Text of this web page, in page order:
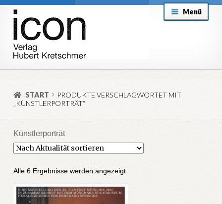
Zur
Navigation
springen
Zum
Inhalt
springen
Menü
About
Versand & Lieferung
Aktuell
START
PRODUKTE VERSCHLAGWORTET MIT
„KÜNSTLERPORTRÄT“
Künstlerporträt
Alle 6 Ergebnisse werden angezeigtNach